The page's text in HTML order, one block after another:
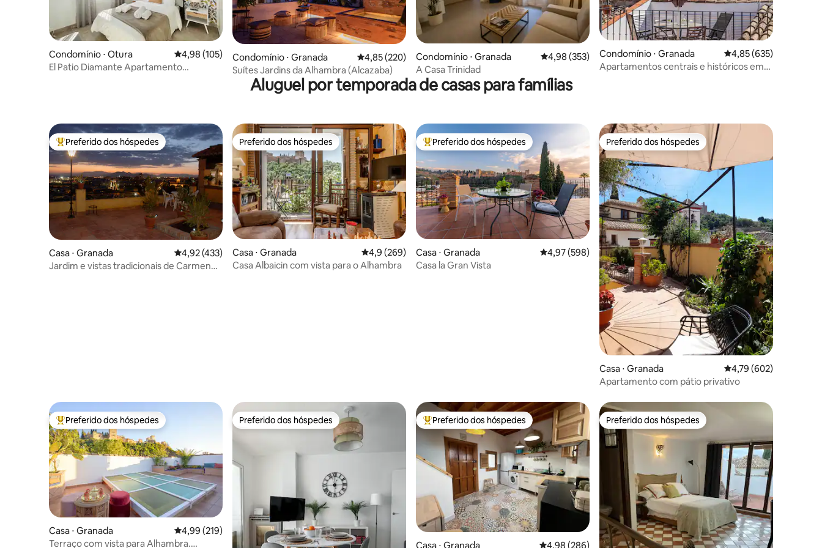
Condomínio ⋅ Otura 4,98 de uma avaliação média de 5, 105 avaliações
4,98 (105)
El Patio Diamante Apartamento
Condomínio ⋅ Granada 4,85 de uma avaliação média de 5, 220 avaliações
4,85 (220)
Suítes Jardins da Alhambra (Alcazaba)
Condomínio ⋅ Granada 4,98 de uma avaliação média de 5, 353 avaliações
4,98 (353)
A Casa Trinidad
Condomínio ⋅ Granada 4,85 de uma avaliação
4,85 (635)
Apartamentos centrais e históricos em
Aluguel por temporada de casas para famílias
Entre os melhores preferidos dos hóspedes
Preferido dos hóspedes
Casa ⋅ Granada 4,92 de uma avaliação média de 5, 433 avaliações
4,92 (433)
Jardim e vistas tradicionais de Carmen
Preferido dos hóspedes
Preferido dos hóspedes
Casa ⋅ Granada 4,9 de uma avaliação média de 5, 269 avaliações
4,9 (269)
Casa Albaicin com vista para o Alhambra
Entre os melhores preferidos dos hóspedes
Preferido dos hóspedes
Casa ⋅ Granada 4,97 de uma avaliação média de 5, 598 avaliações
4,97 (598)
Casa la Gran Vista
Preferido dos hóspedes
Preferido dos hóspedes
Casa ⋅ Granada 4,79 de uma avaliação
4,79 (602)
Apartamento com pátio privativo
Entre os melhores preferidos dos hóspedes
Preferido dos hóspedes
Casa ⋅ Granada 4,99 de uma avaliação média de 5, 219 avaliações
4,99 (219)
Terraço com vista para Alhambra.
Preferido dos hóspedes
Preferido dos hóspedes Entre os melhores preferidos dos hóspedes
Preferido dos hóspedes
Casa ⋅ Granada 4,98 de uma avaliação média de 5, 286 avaliações
4,98 (286)
Preferido dos hóspedes
Preferido dos hóspedes